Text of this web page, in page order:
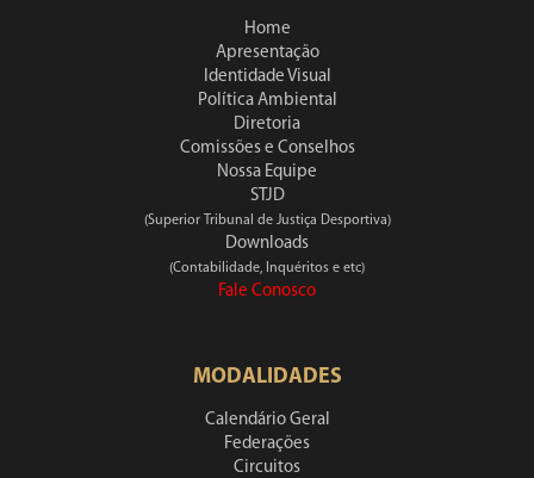
Home
Apresentação
Identidade Visual
Política Ambiental
Diretoria
Comissões e Conselhos
Nossa Equipe
STJD
(Superior Tribunal de Justiça Desportiva)
Downloads
(Contabilidade, Inquéritos e etc)
Fale Conosco
MODALIDADES
Calendário Geral
Federações
Circuitos